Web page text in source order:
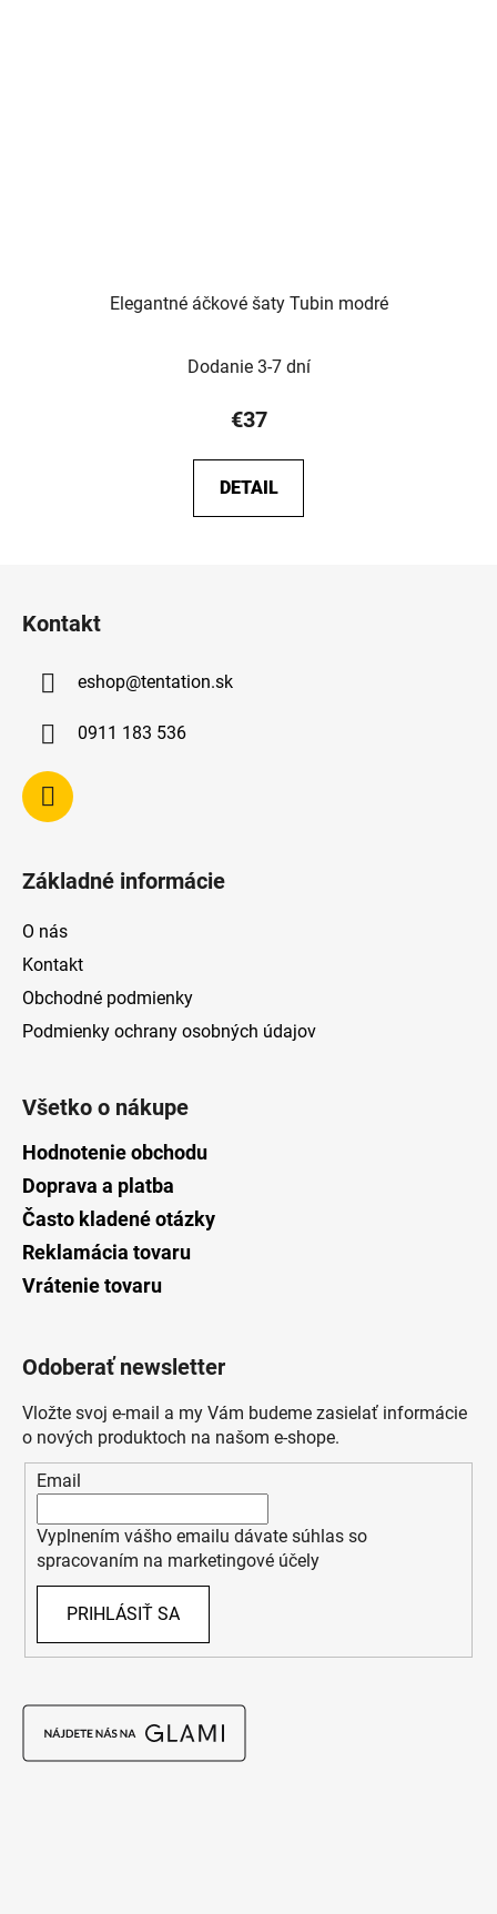
Elegantné áčkové šaty Tubin modré
Dodanie 3-7 dní
€37
DETAIL
Kontakt
eshop@tentation.sk
0911 183 536
Základné informácie
O nás
Kontakt
Obchodné podmienky
Podmienky ochrany osobných údajov
Všetko o nákupe
Hodnotenie obchodu
Doprava a platba
Často kladené otázky
Reklamácia tovaru
Vrátenie tovaru
Odoberať newsletter
Vložte svoj e-mail a my Vám budeme zasielať informácie
o nových produktoch na našom e-shope.
Email
Vyplnením vášho emailu dávate súhlas so
spracovaním na marketingové účely
PRIHLÁSIŤ SA